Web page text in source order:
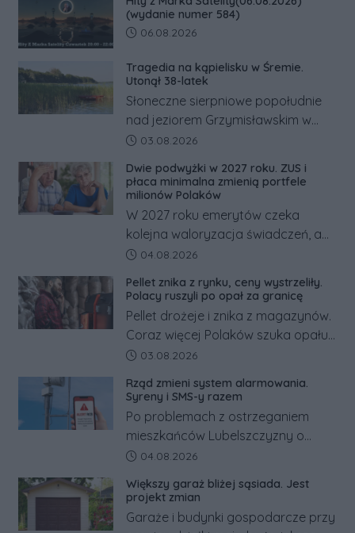
(wydanie numer 584)
Data dodania artykułu:
06.08.2026
Tragedia na kąpielisku w Śremie.
Utonął 38-latek
Słoneczne sierpniowe popołudnie
nad jeziorem Grzymisławskim w
powiecie śremskim zakończyło się
odwrócić nawet natychmiastowe
działania służb ratunkowych.
Data dodania artykułu:
03.08.2026
Dwie podwyżki w 2027 roku. ZUS i
płaca minimalna zmienią portfele
milionów Polaków
W 2027 roku emerytów czeka
kolejna waloryzacja świadczeń, a
pracowników podwyżka płacy
tym zmianom zyskają.
Data dodania artykułu:
04.08.2026
Pellet znika z rynku, ceny wystrzeliły.
Polacy ruszyli po opał za granicę
Pellet drożeje i znika z magazynów.
Coraz więcej Polaków szuka opału
za granicą, gdzie bywa nawet
Co się dzieje?
Data dodania artykułu:
03.08.2026
Rząd zmieni system alarmowania.
Syreny i SMS-y razem
Po problemach z ostrzeganiem
mieszkańców Lubelszczyzny o
rosyjskim zagrożeniu rząd
alarmowych, alertów RCB i aplikacji
w jeden system.
Data dodania artykułu:
04.08.2026
Większy garaż bliżej sąsiada. Jest
projekt zmian
Garaże i budynki gospodarcze przy